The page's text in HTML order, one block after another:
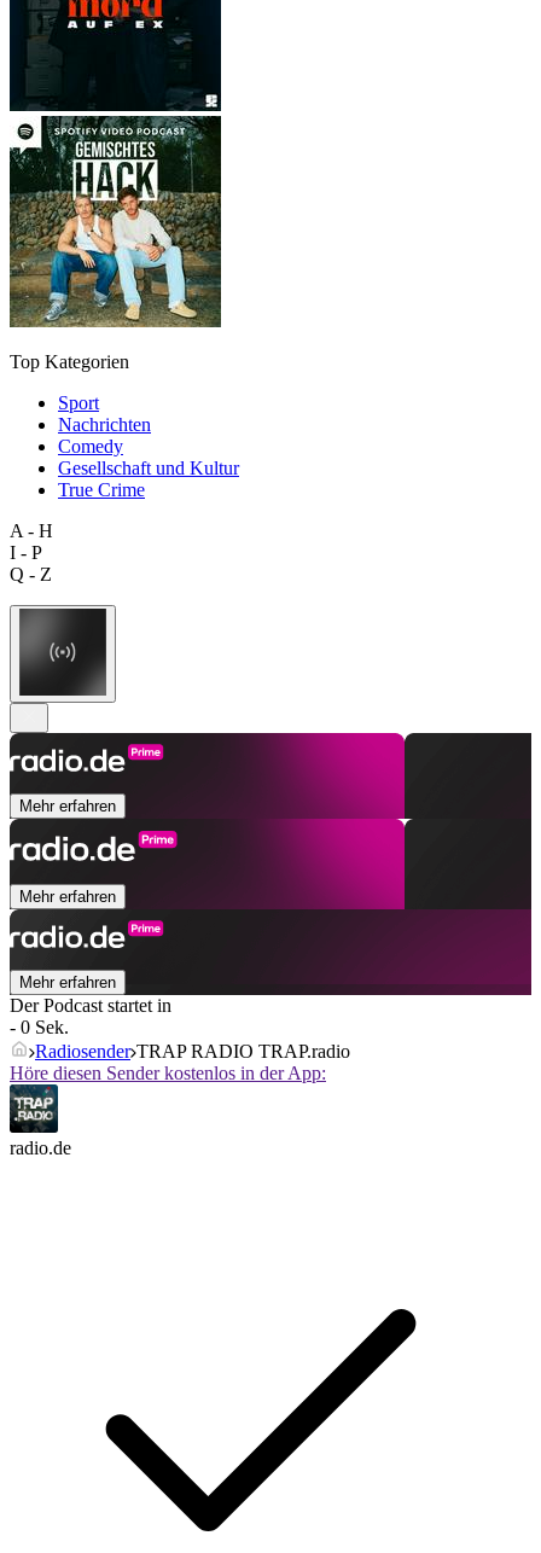
Top Kategorien
Sport
Nachrichten
Comedy
Gesellschaft und Kultur
True Crime
A - H
I - P
Q - Z
Mehr erfahren
Mehr erfahren
Mehr erfahren
Der Podcast startet in
- 0 Sek.
Radiosender TRAP RADIO TRAP.radio
Höre diesen Sender kostenlos in der App:
radio.de